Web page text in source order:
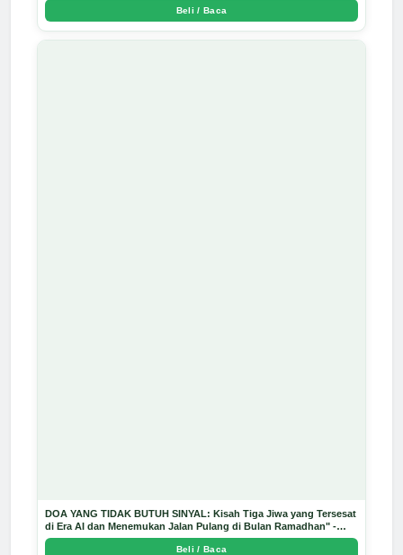
Beli / Baca
DOA YANG TIDAK BUTUH SINYAL: Kisah Tiga Jiwa yang Tersesat
di Era AI dan Menemukan Jalan Pulang di Bulan Ramadhan" -
Arda Dinata
Beli / Baca